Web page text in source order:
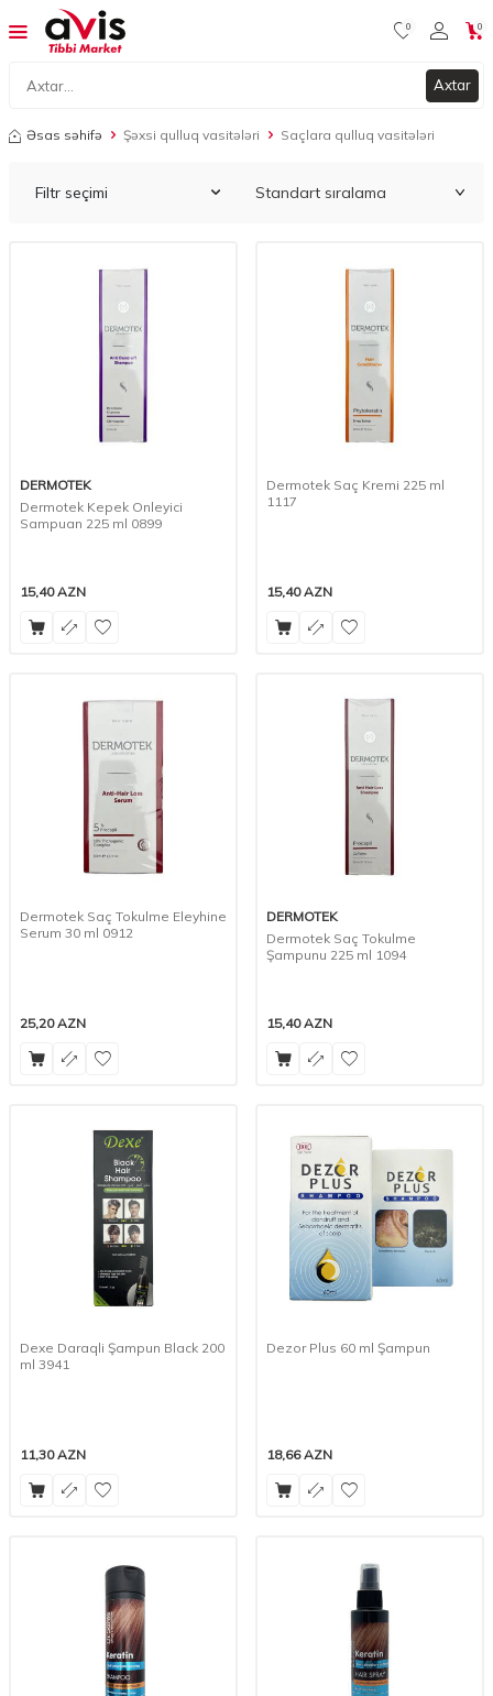
Axtar
0 0
Əsas səhifə Şəxsi qulluq vasitələri Saçlara qulluq vasitələri
Filtr seçimi
DERMOTEK
Dermotek Kepek Onleyici
Sampuan 225 ml 0899
15,40AZN
Dermotek Saç Kremi 225 ml
1117
15,40AZN
Dermotek Saç Tokulme Eleyhine
Serum 30 ml 0912
25,20AZN
DERMOTEK
Dermotek Saç Tokulme
Şampunu 225 ml 1094
15,40AZN
Dexe Daraqli Şampun Black 200
ml 3941
11,30AZN
Dezor Plus 60 ml Şampun
18,66AZN